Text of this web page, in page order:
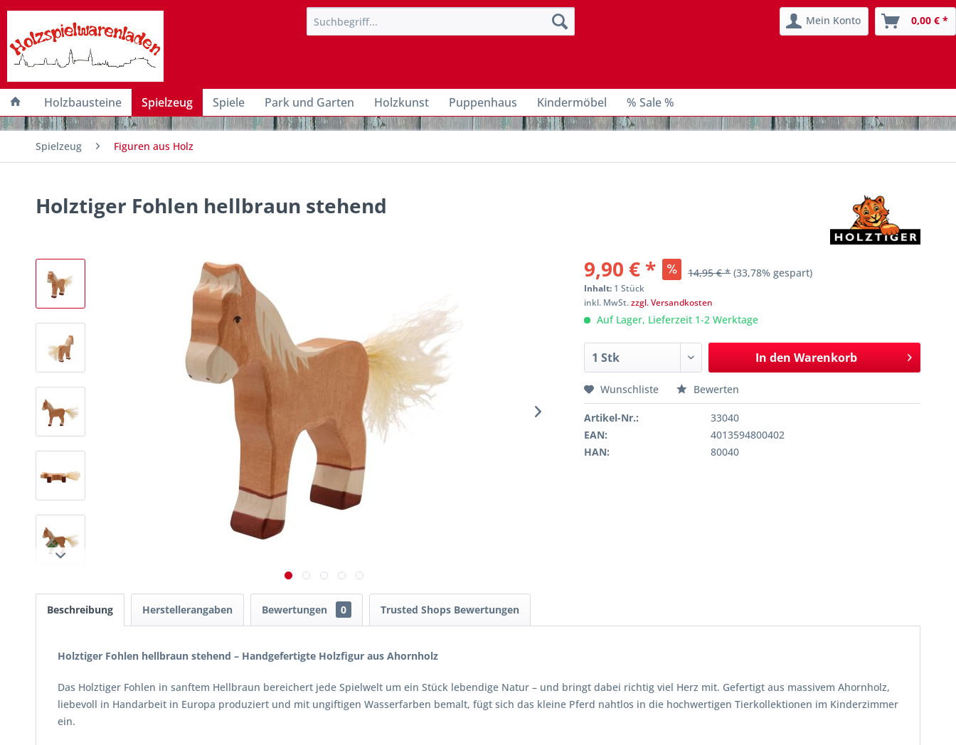
Mein Konto 0,00 € *
Holzbausteine Spielzeug Spiele Park und Garten Holzkunst Puppenhaus Kindermöbel % Sale %
Spielzeug Figuren aus Holz
Holztiger Fohlen hellbraun stehend
9,90 € * 14,95 € * (33,78% gespart)
Inhalt: 1 Stück
inkl. MwSt.zzgl. Versandkosten
Auf Lager, Lieferzeit 1-2 Werktage
In den Warenkorb
Wunschliste Bewerten
Artikel-Nr.:
33040
EAN:
4013594800402
HAN:
80040
Beschreibung Herstellerangaben Bewertungen 0 Trusted Shops Bewertungen
Holztiger Fohlen hellbraun stehend – Handgefertigte Holzfigur aus Ahornholz
Das Holztiger Fohlen in sanftem Hellbraun bereichert jede Spielwelt um ein Stück lebendige Natur – und bringt dabei richtig viel Herz mit. Gefertigt aus massivem Ahornholz,
liebevoll in Handarbeit in Europa produziert und mit ungiftigen Wasserfarben bemalt, fügt sich das kleine Pferd nahtlos in die hochwertigen Tierkollektionen im Kinderzimmer
ein.